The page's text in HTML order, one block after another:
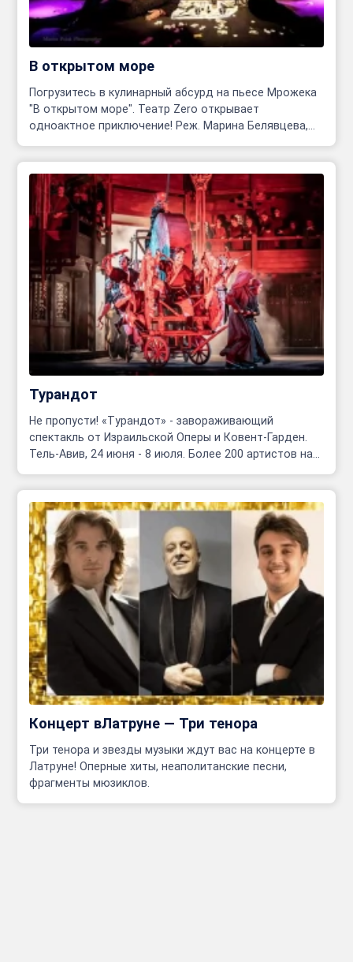
В открытом море
Погрузитесь в кулинарный абсурд на пьесе Мрожека
"В открытом море". Театр Zero открывает
одноактное приключение! Реж. Марина Белявцева,
Турандот
Не пропусти! «Турандот» - завораживающий
спектакль от Израильской Оперы и Ковент-Гарден.
Тель-Авив, 24 июня - 8 июля. Более 200 артистов на
Концерт вЛатруне — Три тенора
Три тенора и звезды музыки ждут вас на концерте в
Латруне! Оперные хиты, неаполитанские песни,
фрагменты мюзиклов.